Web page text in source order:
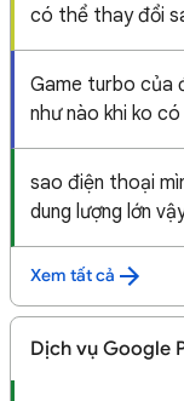
có thể thay đổi
Game turbo của
như nào khi ko
sao điện thoại
dung lượng lớn
Xem tất cả
Dịch vụ Google